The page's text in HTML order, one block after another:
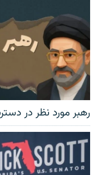
رهبر مورد نظر در